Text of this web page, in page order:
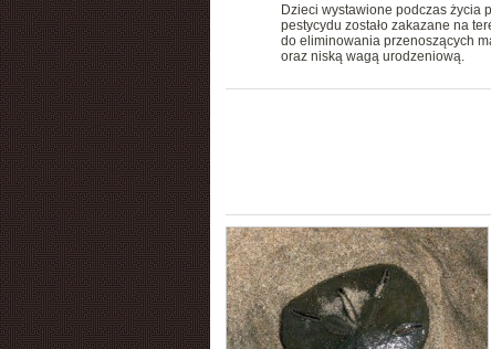
Dzieci wystawione podczas życia
pestycydu zostało zakazane na
do eliminowania przenoszących
oraz niską wagą urodzeniową.